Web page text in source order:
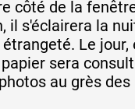
côté de la
il s'éclairera la
Le
sera
au grès